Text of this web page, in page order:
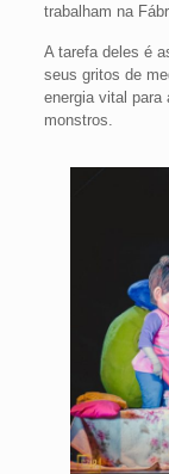
trabalham na
A tarefa deles é
seus gritos de
energia vital para
monstros.